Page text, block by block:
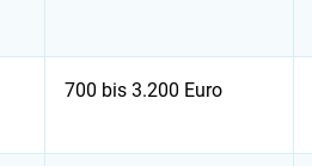
700 bis 3.200 Euro